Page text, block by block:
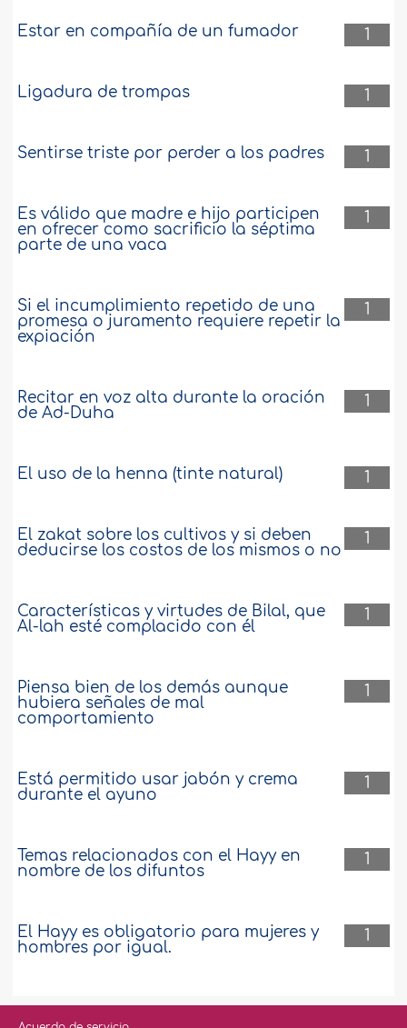
1
Estar en compañía de un fumador
1
Ligadura de trompas
1
Sentirse triste por perder a los padres
1
Es válido que madre e hijo participen
en ofrecer como sacrificio la séptima
parte de una vaca
1
Si el incumplimiento repetido de una
promesa o juramento requiere repetir la
expiación
1
Recitar en voz alta durante la oración
de Ad-Duha
1
El uso de la henna (tinte natural)
1
El zakat sobre los cultivos y si deben
deducirse los costos de los mismos o no
1
Características y virtudes de Bilal, que
Al-lah esté complacido con él
1
Piensa bien de los demás aunque
hubiera señales de mal
comportamiento
1
Está permitido usar jabón y crema
durante el ayuno
1
Temas relacionados con el Hayy en
nombre de los difuntos
1
El Hayy es obligatorio para mujeres y
hombres por igual.